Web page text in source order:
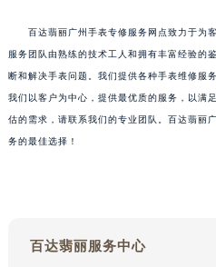
百达翡丽广州手表专修服务网点致力于为客
服务团队由熟练的技术工人和拥有丰富经验的
断和解决手表问题。我们提供各种手表维修服
我们以客户为中心，提供最优质的服务，以满
估的需求，请联系我们的专业团队。百达翡丽
务的最佳选择！
百达翡丽服务中心